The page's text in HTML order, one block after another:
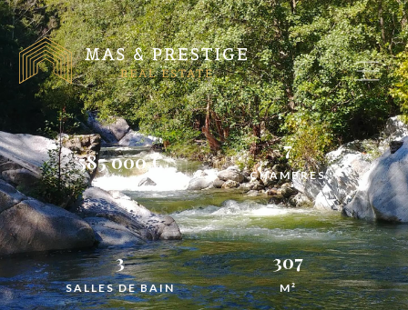
585 000 €
7
CHAMBRES
3
SALLES DE BAIN
307
M²